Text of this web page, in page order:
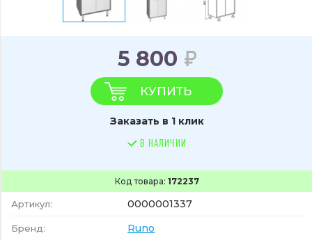
Код товара: 172237
Артикул: 0000001337
Бренд: Runo
5 800
КУПИТЬ
Заказать в 1 клик
В НАЛИЧИИ